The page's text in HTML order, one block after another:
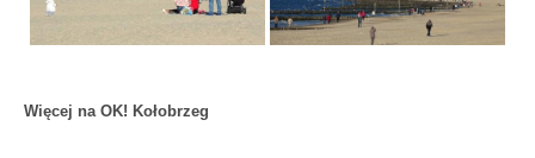
Więcej na OK! Kołobrzeg